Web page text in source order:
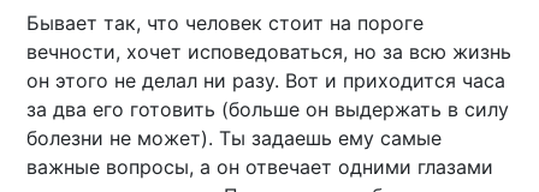
Бывает так, что человек стоит на пороге
вечности, хочет исповедоваться, но за всю жизнь
он этого не делал ни разу. Вот и приходится часа
за два его готовить (больше он выдержать в силу
болезни не может). Ты задаешь ему самые
важные вопросы, а он отвечает одними глазами